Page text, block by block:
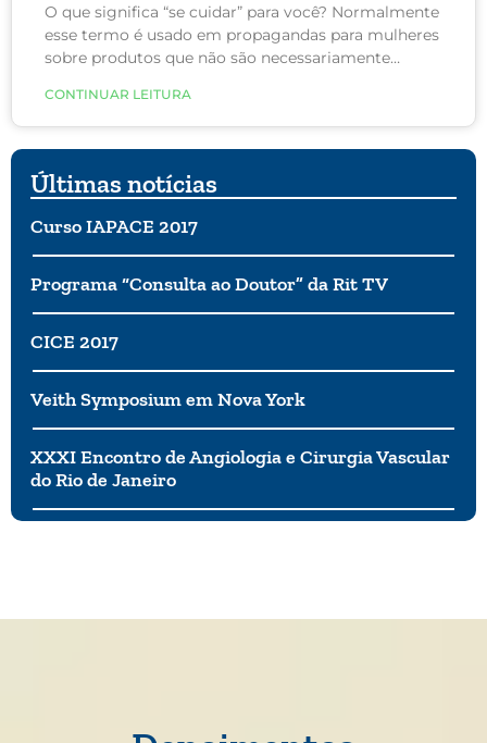
O que significa “se cuidar” para você? Normalmente
esse termo é usado em propagandas para mulheres
sobre produtos que não são necessariamente
de egoísmo, não demanda dinheiro e é vital para a
saúde e bem-estar.
CONTINUAR LEITURA
Últimas notícias
Curso IAPACE 2017
Programa “Consulta ao Doutor” da Rit TV
CICE 2017
Veith Symposium em Nova York
XXXI Encontro de Angiologia e Cirurgia Vascular
do Rio de Janeiro